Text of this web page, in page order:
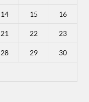
14 15 16
21 22 23
28 29 30